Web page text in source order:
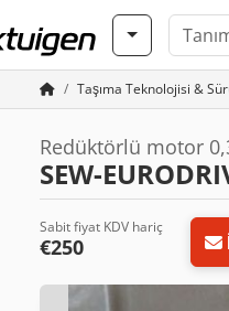
Taşıma Teknolojisi &
Redüktörlü motor
SEW-
Sabit fiyat KDV hariç
€250